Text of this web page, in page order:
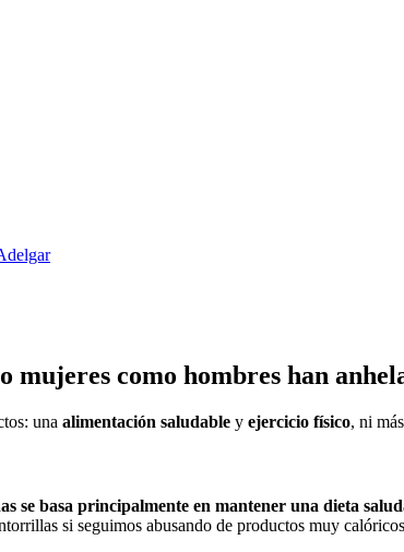
mujeres como hombres han
una alimentación saludable y ejercicio físico, ni
se basa principalmente en mantener una dieta
si seguimos abusando de productos muy